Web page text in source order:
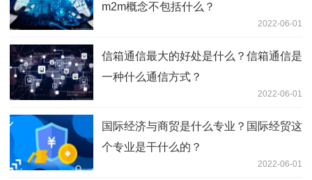
m2m概念不包括什么？
2022-06-01
信箱通信最大的好处是什么？信箱通信是
一种什么通信方式？
2022-06-01
国际经济与商贸是什么专业？国际经贸这
个专业是干什么的？
2022-06-01